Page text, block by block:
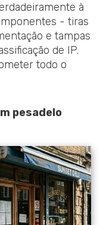
à
- tiras
e tampas
de IP.
todo o
pesadelo